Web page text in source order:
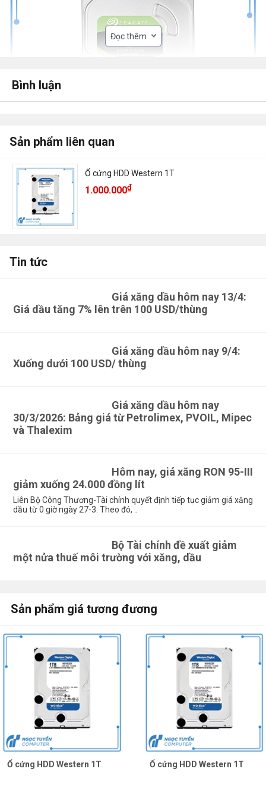
Seagate 1T.
Bây giờ chúng ta sẽ cùng nhau đến với thông số kỹ thuật của
Ổ cứng HDD Seagate 1T:
Seagate
Chuẩn cắm SATA3
Tốc độ truyền dữ liệu 6GB/s
Điện áp 1,8 Volt
PC và các thiết bị khác
Kích thước
2. Ưu điểm của Ổ cứng HDD Seagate
Ổ cứng HDD Seagate 1T có nhiều ưu điểm nổi bật. Và ưu
điểm đó là gì các bạn sẽ được biết ngay bây giờ:
+ Với bộ nhớ 1 TB cho phép bạn lưu trữ dữ liệu một cách thoải
mái, kể cả những tài liệu cần bộ nhớ lớn. Quá tuyệt đúng
không?
Đọc thêm
Bình luận
Sản phẩm liên quan
Ổ cứng HDD Western 1T
1.000.000₫
Tin tức
Giá xăng dầu hôm nay 13/4:
Giá dầu tăng 7% lên trên 100 USD/thùng
Giá xăng dầu hôm nay 9/4:
Xuống dưới 100 USD/ thùng
Giá xăng dầu hôm nay
30/3/2026: Bảng giá từ Petrolimex, PVOIL, Mipec
và Thalexim
Hôm nay, giá xăng RON 95-III
giảm xuống 24.000 đồng lít
Liên Bộ Công Thương-Tài chính quyết định tiếp tục giảm giá xăng
dầu từ 0 giờ ngày 27-3. Theo đó, ..
Bộ Tài chính đề xuất giảm
một nửa thuế môi trường với xăng, dầu
Sản phẩm giá tương đương
Ổ cứng HDD Western 1T Ổ cứng HDD Western 1T